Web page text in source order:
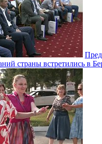
страны встретились в